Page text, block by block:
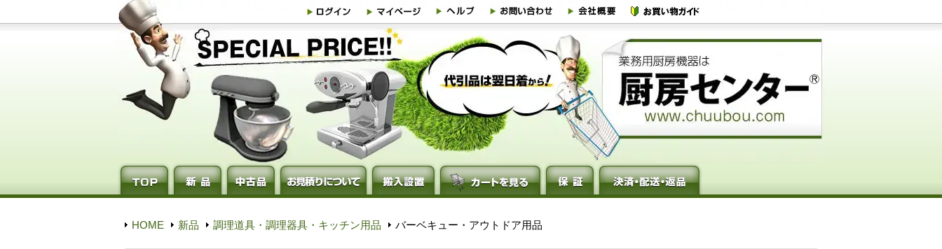
HOME 新品 調理道具・調理器具・キッチン用品 バーベキュー・アウトドア用品